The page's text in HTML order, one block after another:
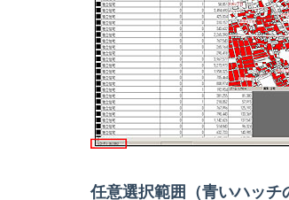
任意選択範囲（青いハッチ